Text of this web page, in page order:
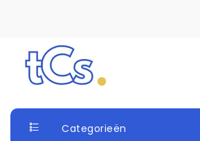
Skip to content
Categorieën